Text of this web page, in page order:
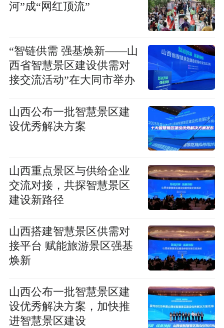
河”成“网红顶流”
“智链供需 强基焕新——山
西省智慧景区建设供需对
接交流活动”在大同市举办
山西公布一批智慧景区建
设优秀解决方案
山西重点景区与供给企业
交流对接，共探智慧景区
建设新路径
山西搭建智慧景区供需对
接平台 赋能旅游景区强基
焕新
山西公布一批智慧景区建
设优秀解决方案，加快推
进智慧景区建设